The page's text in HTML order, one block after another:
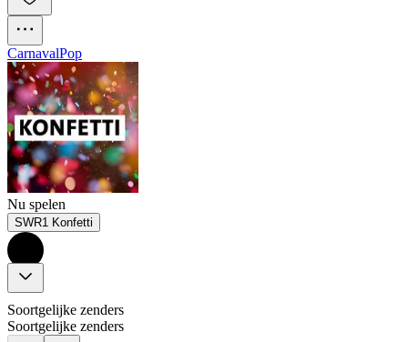
CarnavalPop
Nu spelen
SWR1 Konfetti
Soortgelijke zenders
Soortgelijke zenders